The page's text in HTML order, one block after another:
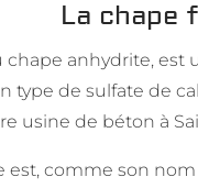
La chape
anhydrite,
type de sulfate de
usine de béton à
comme son nom